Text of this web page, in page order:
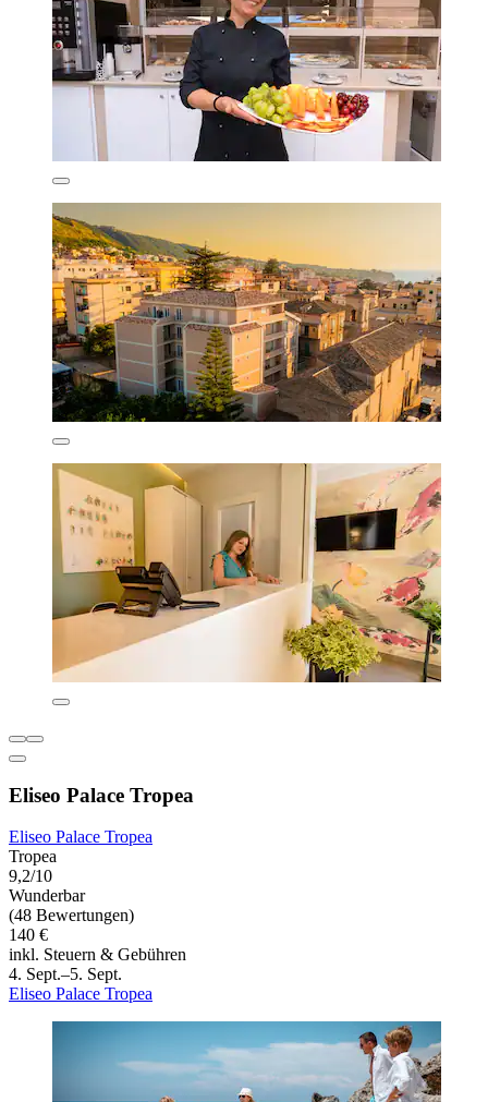
Eliseo Palace Tropea
Eliseo Palace Tropea
Tropea
9,2/10
Wunderbar
(48 Bewertungen)
140 €
inkl. Steuern & Gebühren
4. Sept.–5. Sept.
Eliseo Palace Tropea